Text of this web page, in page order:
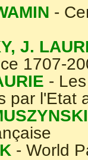
-
J.
1707-
-
par l'Etat
- World